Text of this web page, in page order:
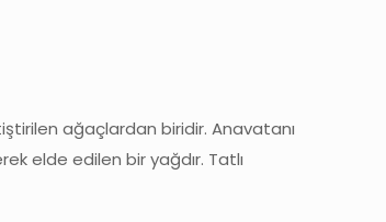
ağaçlardan biridir. Anavatanı
elde edilen bir yağdır. Tatlı